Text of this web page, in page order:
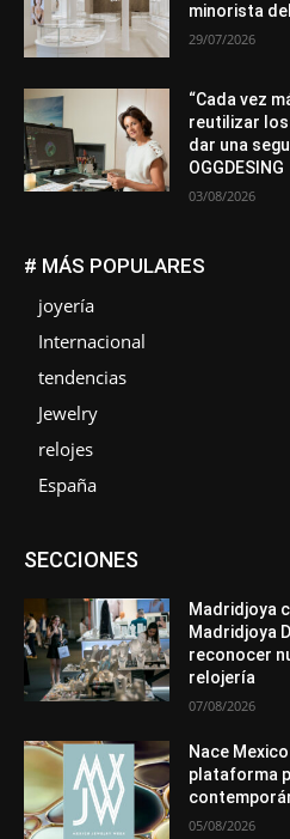
minorista
29/07/2026
“Cada vez
reutilizar los
dar una
OGGDESING
03/08/2026
# MÁS POPULARES
joyería
Internacional
tendencias
Jewelry
relojes
España
SECCIONESAsociaciones
Entrevistas
Mundo Técnico
Premios
Secciones
Madridjoya
Madridjoya
reconocer
relojería
07/08/2026
Nace
plataforma
05/08/2026